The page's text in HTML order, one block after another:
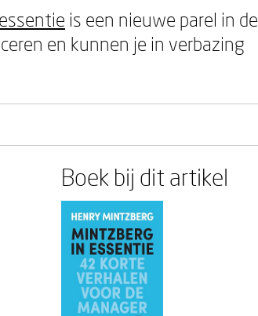
is een nieuwe parel in de
en kunnen je in verbazing
Boek bij dit artikel